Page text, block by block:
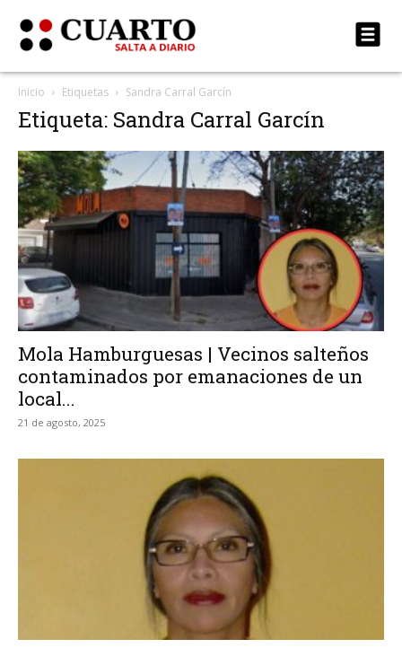
Inicio Etiquetas Sandra Carral Garcín
Etiqueta: Sandra Carral Garcín
Mola Hamburguesas | Vecinos salteños
contaminados por emanaciones de un
local...
21 de agosto, 2025